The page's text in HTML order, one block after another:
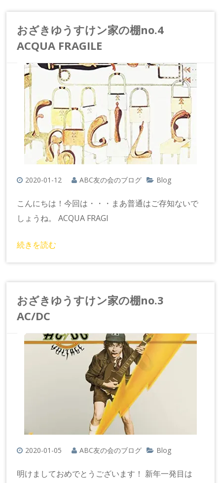
おざきゆうすけン家の棚no.4
ACQUA FRAGILE
2020-01-12 ABC友の会のブログ Blog
こんにちは！今回は・・・まあ普通はご存知ないで
しょうね。 ACQUA FRAGI
続きを読む
おざきゆうすけン家の棚no.3
AC/DC
2020-01-05 ABC友の会のブログ Blog
明けましておめでとうございます！ 新年一発目は